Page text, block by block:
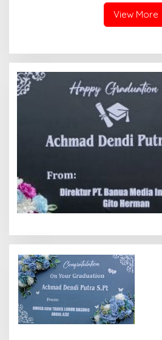
View More